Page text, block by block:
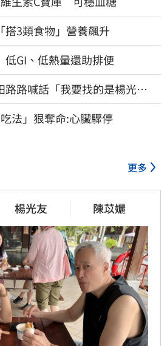
搭3類食物」營養飆升
GI、低熱量還助排便
路路喊話「我要找的是楊光
法」狠奪命:心臟驟停
更多
楊光友 陳苡孋